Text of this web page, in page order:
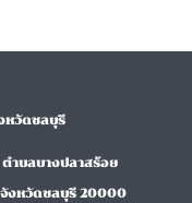
หวัดชลบุรี
ำบลบางปลาสร้อย
จังหวัดชลบุรี 20000